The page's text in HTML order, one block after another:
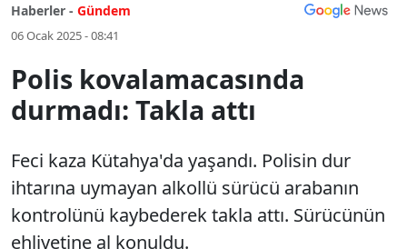
Haberler - Gündem
06 Ocak 2025 - 08:41
Polis kovalamacasında
durmadı: Takla attı
Feci kaza Kütahya'da yaşandı. Polisin dur
ihtarına uymayan alkollü sürücü arabanın
kontrolünü kaybederek takla attı. Sürücünün
ehliyetine al konuldu.